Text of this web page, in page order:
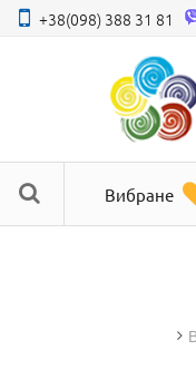
+38(098) 388 31 81
Вибране